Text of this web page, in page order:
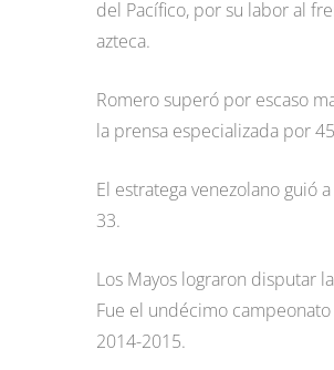
del Pacífico, por su labor al
azteca.
Romero superó por escaso
la prensa especializada por
El estratega venezolano guió
33.
Los Mayos lograron disputar
Fue el undécimo
2014-2015.